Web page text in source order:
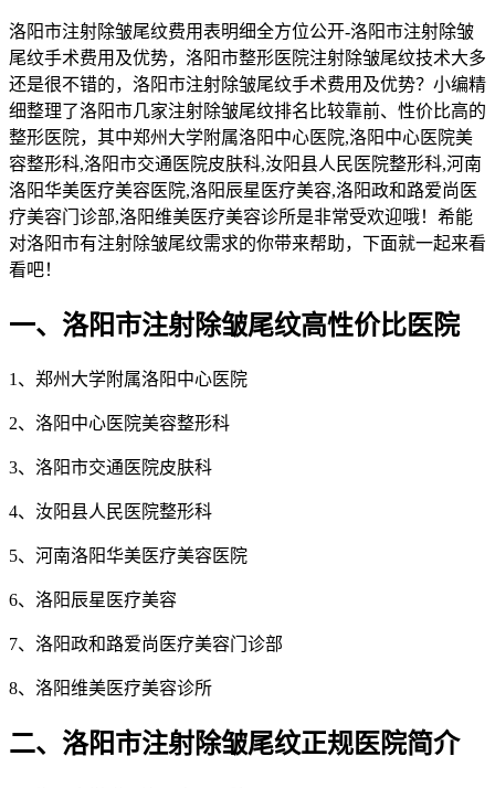
洛阳市注射除皱尾纹费用表明细全方位公开-洛阳市注射除皱
尾纹手术费用及优势，洛阳市整形医院注射除皱尾纹技术大多
还是很不错的，洛阳市注射除皱尾纹手术费用及优势？小编精
细整理了洛阳市几家注射除皱尾纹排名比较靠前、性价比高的
整形医院，其中郑州大学附属洛阳中心医院,洛阳中心医院美
容整形科,洛阳市交通医院皮肤科,汝阳县人民医院整形科,河南
洛阳华美医疗美容医院,洛阳辰星医疗美容,洛阳政和路爱尚医
疗美容门诊部,洛阳维美医疗美容诊所是非常受欢迎哦！希能
对洛阳市有注射除皱尾纹需求的你带来帮助，下面就一起来看
看吧！
一、洛阳市注射除皱尾纹高性价比医院
1、郑州大学附属洛阳中心医院
2、洛阳中心医院美容整形科
3、洛阳市交通医院皮肤科
4、汝阳县人民医院整形科
5、河南洛阳华美医疗美容医院
6、洛阳辰星医疗美容
7、洛阳政和路爱尚医疗美容门诊部
8、洛阳维美医疗美容诊所
二、洛阳市注射除皱尾纹正规医院简介